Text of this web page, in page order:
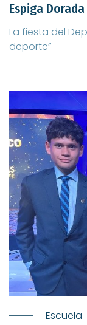
Espiga
La fiesta del
deporte”
Escuela